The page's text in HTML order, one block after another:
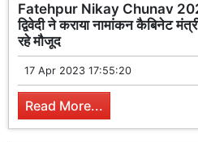
Fatehpur Nikay Chunav 2023
द्विवेदी ने कराया नामांकन कैबिनेट
रहे मौजूद
17 Apr 2023 17:55:20
Read More...